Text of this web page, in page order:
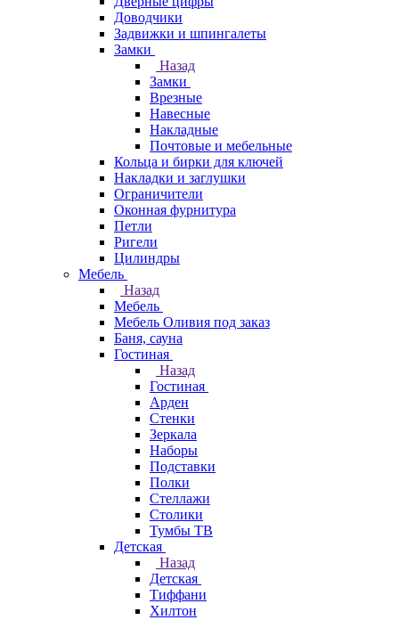
Доводчики
Задвижки и шпингалеты
Замки
Назад
Замки
Врезные
Навесные
Накладные
Почтовые и мебельные
Кольца и бирки для ключей
Накладки и заглушки
Ограничители
Оконная фурнитура
Петли
Ригели
Цилиндры
Мебель
Назад
Мебель
Мебель Оливия под заказ
Баня, сауна
Гостиная
Назад
Гостиная
Арден
Стенки
Зеркала
Наборы
Подставки
Полки
Стеллажи
Столики
Тумбы ТВ
Детская
Назад
Детская
Тиффани
Хилтон